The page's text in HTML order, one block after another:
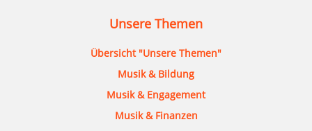
Unsere Themen
Übersicht "Unsere Themen"
Musik & Bildung
Musik & Engagement
Musik & Finanzen